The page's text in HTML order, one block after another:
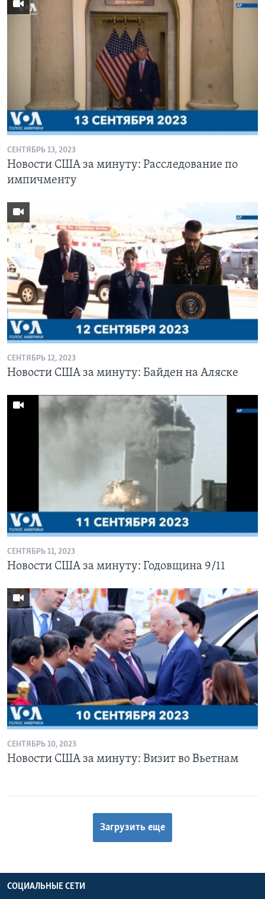
СЕНТЯБРЬ 13, 2023
Новости США за минуту: Расследование по
импичменту
СЕНТЯБРЬ 12, 2023
Новости США за минуту: Байден на Аляске
СЕНТЯБРЬ 11, 2023
Новости США за минуту: Годовщина 9/11
СЕНТЯБРЬ 10, 2023
Новости США за минуту: Визит во Вьетнам
Загрузить еще
СОЦИАЛЬНЫЕ СЕТИ